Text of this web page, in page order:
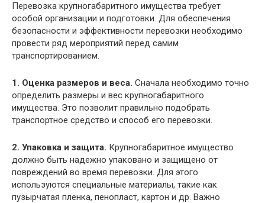
Перевозка крупногабаритного имущества требует
особой организации и подготовки. Для обеспечения
безопасности и эффективности перевозки необходимо
провести ряд мероприятий перед самим
транспортированием.
1. Оценка размеров и веса. Сначала необходимо точно
определить размеры и вес крупногабаритного
имущества. Это позволит правильно подобрать
транспортное средство и способ его перевозки.
2. Упаковка и защита. Крупногабаритное имущество
должно быть надежно упаковано и защищено от
повреждений во время перевозки. Для этого
используются специальные материалы, такие как
пузырчатая пленка, пенопласт, картон и др. Важно